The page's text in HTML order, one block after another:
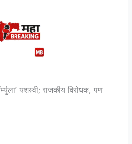
यशस्वी; राजकीय विरोधक, पण